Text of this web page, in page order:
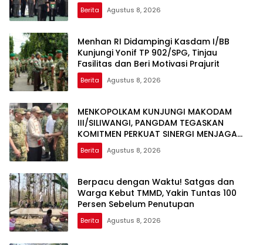
Berita Agustus 8, 2026
Menhan RI Didampingi Kasdam I/BB
Kunjungi Yonif TP 902/SPG, Tinjau
Fasilitas dan Beri Motivasi Prajurit
Berita Agustus 8, 2026
MENKOPOLKAM KUNJUNGI MAKODAM
III/SILIWANGI, PANGDAM TEGASKAN
KOMITMEN PERKUAT SINERGI MENJAGA
STABILITAS NASIONAL
Berita Agustus 8, 2026
Berpacu dengan Waktu! Satgas dan
Warga Kebut TMMD, Yakin Tuntas 100
Persen Sebelum Penutupan
Berita Agustus 8, 2026